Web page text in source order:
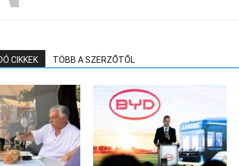
CIKKEK TÖBB A SZERZŐTŐL